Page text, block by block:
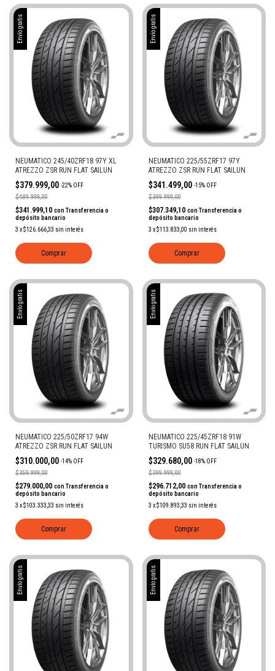
Envío gratis
NEUMATICO 245/40ZRF18 97Y XL
ATREZZO ZSR RUN FLAT SAILUN
$379.999,00 -22% OFF
$489.999,00
$341.999,10 con Transferencia o
depósito bancario
3 x$126.666,33 sin interés
Comprar
Envío gratis
NEUMATICO 225/55ZRF17 97Y
ATREZZO ZSR RUN FLAT SAILUN
$341.499,00 -15% OFF
$399.999,00
$307.349,10 con Transferencia o
depósito bancario
3 x$113.833,00 sin interés
Comprar
Envío gratis
NEUMATICO 225/50ZRF17 94W
ATREZZO ZSR RUN FLAT SAILUN
$310.000,00 -14% OFF
$359.999,00
$279.000,00 con Transferencia o
depósito bancario
3 x$103.333,33 sin interés
Comprar
Envío gratis
NEUMATICO 225/45ZRF18 91W
TURISMO SU58 RUN FLAT SAILUN
$329.680,00 -18% OFF
$399.999,00
$296.712,00 con Transferencia o
depósito bancario
3 x$109.893,33 sin interés
Comprar
Envío gratis Envío gratis